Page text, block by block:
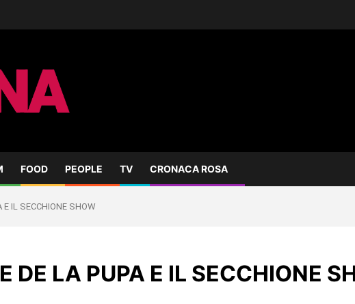
FOOD PEOPLE TV CRONACA ROSA
E IL SECCHIONE SHOW
DE LA PUPA E IL SECCHIONE